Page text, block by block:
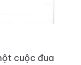
cuộc đua